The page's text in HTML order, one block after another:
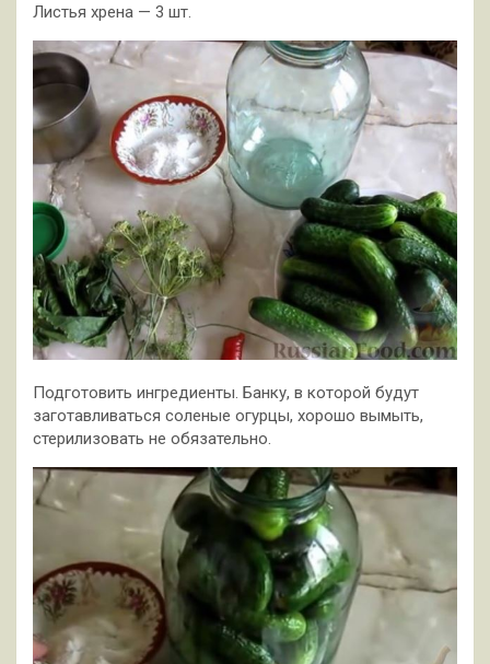
Листья хрена — 3 шт.
Подготовить ингредиенты. Банку, в которой будут
заготавливаться соленые огурцы, хорошо вымыть,
стерилизовать не обязательно.